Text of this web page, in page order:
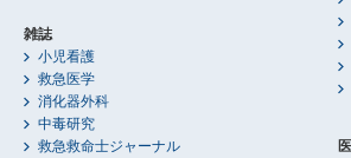
雑誌
小児看護
救急医学
消化器外科
中毒研究
救急救命士ジャーナル